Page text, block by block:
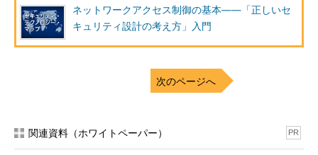
このようにアクセス制御は、ネットワーク上の通信において
も、サーバ上での操作においても共通するセキュリティの基本的
な考え方の1つです。では、実際にこのアクセス制御を実装する
クにおけるアクセス制御について解説します。
――「ファイアウォール」「アプリケーション
ファイアウォール」
ネットワークアクセス制御の基本――「正しいセ
キュリティ設計の考え方」入門
次のページへ
関連資料（ホワイトペーパー） PR